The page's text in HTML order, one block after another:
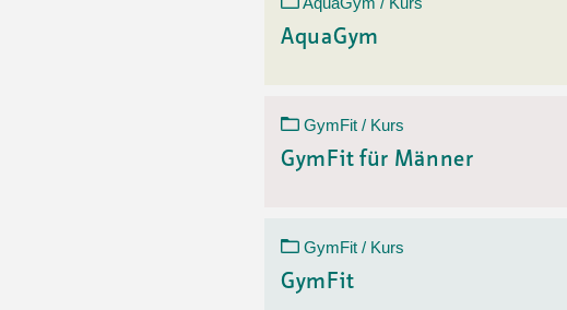
AquaGym
GymFit / Kurs
GymFit für Männer
GymFit / Kurs
GymFit